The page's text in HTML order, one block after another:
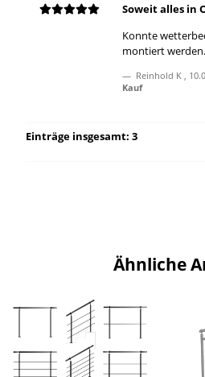
Soweit alles in
Konnte
montiert werden.
Reinhold K ,
Kauf
Einträge insgesamt: 3
Ähnliche